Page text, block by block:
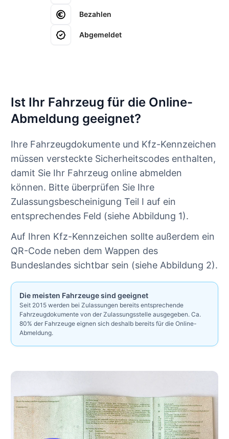
Bezahlen
Abgemeldet
Ist Ihr Fahrzeug für die Online-
Abmeldung geeignet?
Ihre Fahrzeugdokumente und Kfz-Kennzeichen
müssen versteckte Sicherheitscodes enthalten,
damit Sie Ihr Fahrzeug online abmelden
können. Bitte überprüfen Sie Ihre
Zulassungsbescheinigung Teil I auf ein
entsprechendes Feld (siehe Abbildung 1).
Auf Ihren Kfz-Kennzeichen sollte außerdem ein
QR-Code neben dem Wappen des
Bundeslandes sichtbar sein (siehe Abbildung 2).
Die meisten Fahrzeuge sind geeignet
Seit 2015 werden bei Zulassungen bereits entsprechende
Fahrzeugdokumente von der Zulassungsstelle ausgegeben. Ca.
80% der Fahrzeuge eignen sich deshalb bereits für die Online-
Abmeldung.